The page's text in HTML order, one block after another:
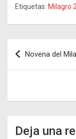
Etiquetas: Milagro
Navegación
de
Novena del
Deja una